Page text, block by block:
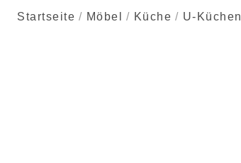
Startseite Möbel Küche U-Küchen